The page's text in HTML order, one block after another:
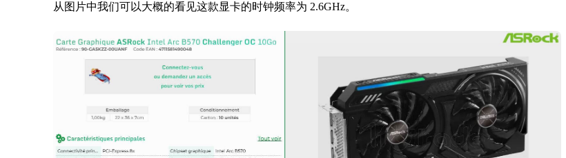
从图片中我们可以大概的看见这款显卡的时钟频率为 2.6GHz。